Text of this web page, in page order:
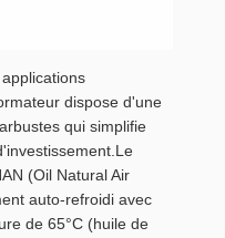
dispose d'une
qui simplifie
(Oil Natural Air
auto-refroidi avec
de 65°C (huile de